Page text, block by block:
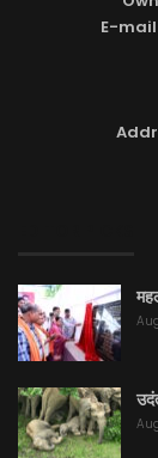
E-mail